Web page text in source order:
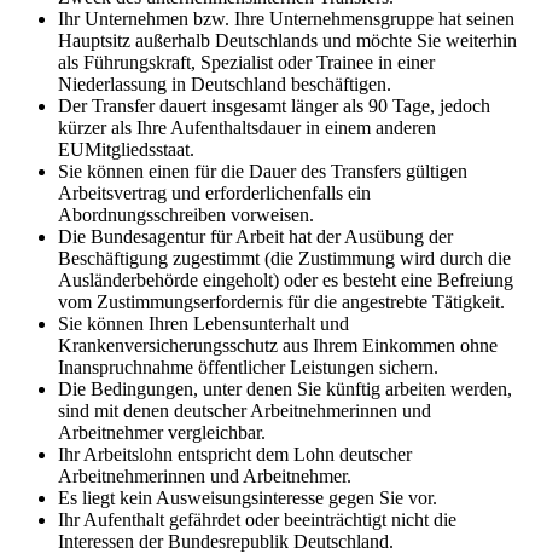
Ihr Unternehmen bzw. Ihre Unternehmensgruppe hat seinen
Hauptsitz außerhalb Deutschlands und möchte Sie weiterhin
als Führungskraft, Spezialist oder Trainee in einer
Niederlassung in Deutschland beschäftigen.
Der Transfer dauert insgesamt länger als 90 Tage, jedoch
kürzer als Ihre Aufenthaltsdauer in einem anderen
EUMitgliedsstaat.
Sie können einen für die Dauer des Transfers gültigen
Arbeitsvertrag und erforderlichenfalls ein
Abordnungsschreiben vorweisen.
Die Bundesagentur für Arbeit hat der Ausübung der
Beschäftigung zugestimmt (die Zustimmung wird durch die
Ausländerbehörde eingeholt) oder es besteht eine Befreiung
vom Zustimmungserfordernis für die angestrebte Tätigkeit.
Sie können Ihren Lebensunterhalt und
Krankenversicherungsschutz aus Ihrem Einkommen ohne
Inanspruchnahme öffentlicher Leistungen sichern.
Die Bedingungen, unter denen Sie künftig arbeiten werden,
sind mit denen deutscher Arbeitnehmerinnen und
Arbeitnehmer vergleichbar.
Ihr Arbeitslohn entspricht dem Lohn deutscher
Arbeitnehmerinnen und Arbeitnehmer.
Es liegt kein Ausweisungsinteresse gegen Sie vor.
Ihr Aufenthalt gefährdet oder beeinträchtigt nicht die
Interessen der Bundesrepublik Deutschland.